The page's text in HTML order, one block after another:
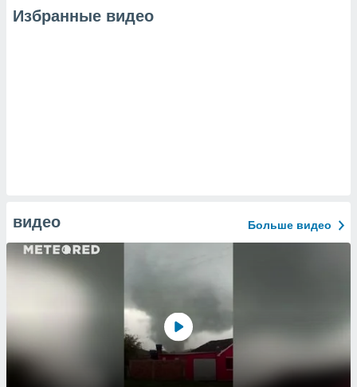
Избранные видео
видео Больше видео